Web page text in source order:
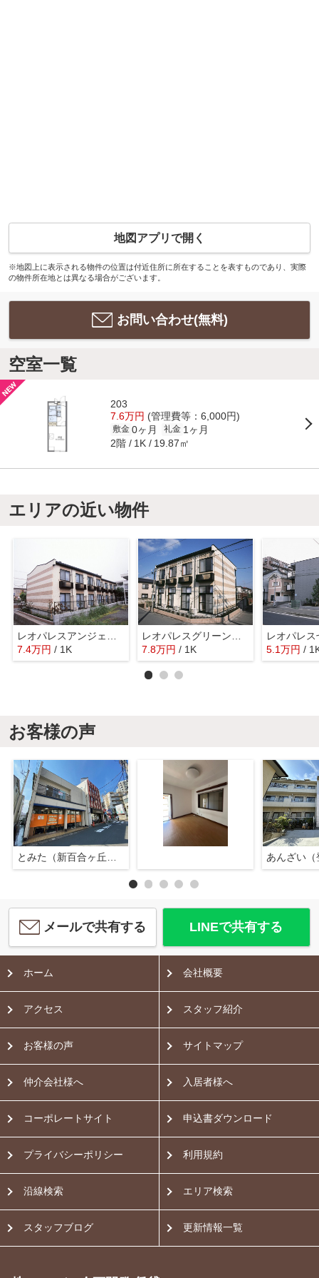
地図アプリで開く
※地図上に表示される物件の位置は付近住所に所在することを表すものであり、実際
の物件所在地とは異なる場合がございます。
お問い合わせ(無料)
空室一覧
203
7.6万円 (管理費等：6,000円)
敷金 0ヶ月 礼金 1ヶ月
2階 1K 19.87㎡
エリアの近い物件
7.4万円 / 1K
7.8万円 / 1K
レオパレス
5.1万円 /
お客様の声
あんざい（
メールで共有する LINEで共有する
ホーム 会社概要
アクセス スタッフ紹介
お客様の声 サイトマップ
仲介会社様へ 入居者様へ
コーポレートサイト 申込書ダウンロード
プライバシーポリシー 利用規約
沿線検索 エリア検索
スタッフブログ 更新情報一覧